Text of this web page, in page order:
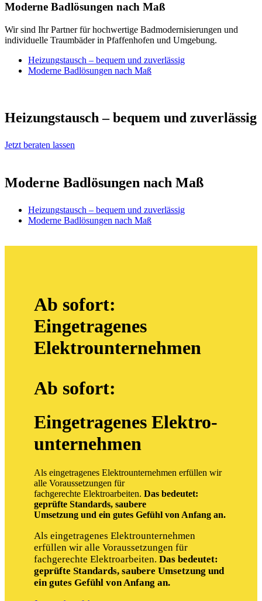
Moderne Badlösungen nach Maß
Wir sind Ihr Partner für hochwertige Badmodernisierungen und
individuelle Traumbäder in Pfaffenhofen und Umgebung.
Heizungstausch – bequem und zuverlässig
Moderne Badlösungen nach Maß
Heizungstausch – bequem und zuverlässig
Jetzt beraten lassen
Moderne Badlösungen nach Maß
Heizungstausch – bequem und zuverlässig
Moderne Badlösungen nach Maß
Ab sofort:
Eingetragenes
Elektrounternehmen
Ab sofort:
Eingetragenes Elektro-
unternehmen
Als eingetragenes Elektrounternehmen erfüllen wir
alle Voraussetzungen für
fachgerechte Elektroarbeiten. Das bedeutet:
geprüfte Standards, saubere
Umsetzung und ein gutes Gefühl von Anfang an.
Als eingetragenes Elektrounternehmen
erfüllen wir alle Voraussetzungen für
fachgerechte Elektroarbeiten. Das bedeutet:
geprüfte Standards, saubere Umsetzung und
ein gutes Gefühl von Anfang an.